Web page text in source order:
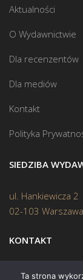
Aktualności
O Wydawnictwie
Dla recenzentów
Dla mediów
Kontakt
Polityka
SIEDZIBA
ul. Hankiewicza 2
02-103 Warszawa
KONTAKT
Biuro: (22) 45 70
Ta strona